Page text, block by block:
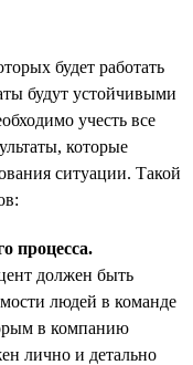
будет работать
будут устойчивыми
учесть все
которые
ситуации. Такой
процесса.
должен быть
людей в команде
в компанию
лично и детально